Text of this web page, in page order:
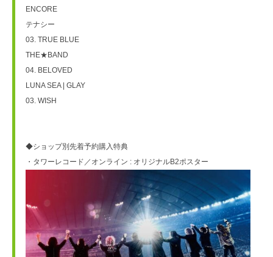
ENCORE
テナシー
03. TRUE BLUE
THE★BAND
04. BELOVED
LUNA SEA | GLAY
03. WISH
◆ショップ別先着予約購入特典
・タワーレコード／オンライン : オリジナルB2ポスター